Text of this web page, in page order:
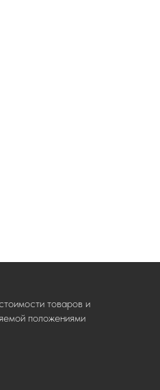
товаров и
положениями